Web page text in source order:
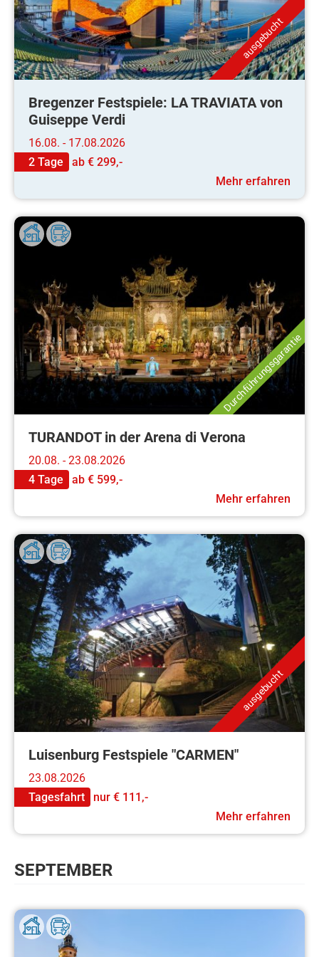
ausgebucht
Bregenzer Festspiele: LA TRAVIATA von
Guiseppe Verdi
16.08. - 17.08.2026
2 Tage
ab € 299,-
Mehr erfahren
Durchführungsgarantie
TURANDOT in der Arena di Verona
20.08. - 23.08.2026
4 Tage
ab € 599,-
Mehr erfahren
ausgebucht
Luisenburg Festspiele "CARMEN"
23.08.2026
Tagesfahrt
nur € 111,-
Mehr erfahren
SEPTEMBER